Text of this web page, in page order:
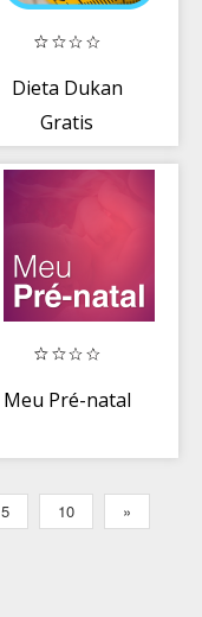
Dieta Dukan
Gratis
Meu Pré-natal
5 10 »